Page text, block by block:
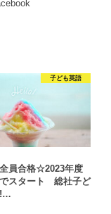
子ども英語
員合格☆2023年度
スタート 総社子ど